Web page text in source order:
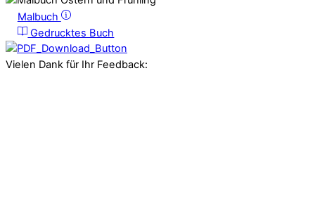
Malbuch
Gedrucktes Buch
Vielen Dank für Ihr Feedback: